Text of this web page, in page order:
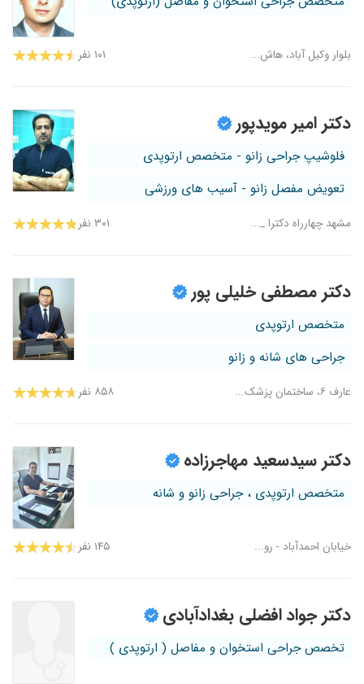
بلوار وکیل آباد، هاش... ۱۰۱ نفر
دکتر امیر مویدپور
فلوشیپ جراحی زانو - متخصص ارتوپدی
تعویض مفصل زانو - آسیب های ورزشی
مشهد چهارراه دکترا _... ۳۰۱ نفر
دکتر مصطفی خلیلی پور
متخصص ارتوپدی
جراحی های شانه و زانو
عارف ۶، ساختمان پزشک... ۸۵۸ نفر
دکتر سیدسعید مهاجرزاده
متخصص ارتوپدی ، جراحی زانو و شانه
خیابان احمدآباد - رو... ۱۴۵ نفر
دکتر جواد افضلی بغدادآبادی
تخصص جراحی استخوان و مفاصل ( ارتوپدی )